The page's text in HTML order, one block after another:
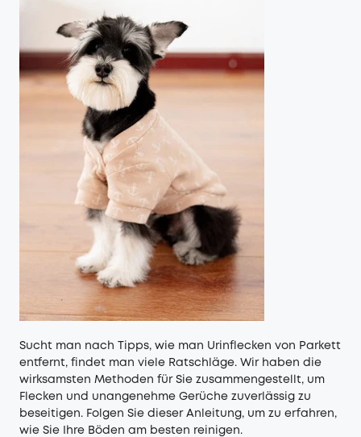
Sucht man nach Tipps, wie man Urinflecken von Parkett
entfernt, findet man viele Ratschläge. Wir haben die
wirksamsten Methoden für Sie zusammengestellt, um
Flecken und unangenehme Gerüche zuverlässig zu
beseitigen. Folgen Sie dieser Anleitung, um zu erfahren,
wie Sie Ihre Böden am besten reinigen.